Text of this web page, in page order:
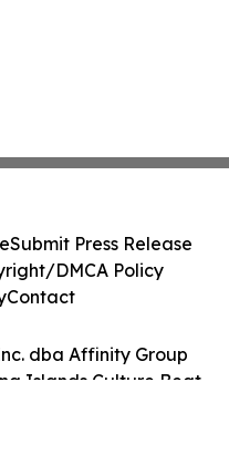
dba Affinity Group
Islands Culture Beat.
Submit Press Release
DMCA Policy
Contact